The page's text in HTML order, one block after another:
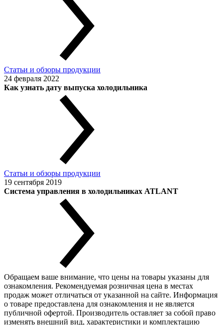
Статьи и обзоры продукции
24 февраля 2022
Как узнать дату выпуска холодильника
Статьи и обзоры продукции
19 сентября 2019
Система управления в холодильниках ATLANT
Обращаем ваше внимание, что цены на товары указаны для
ознакомления. Рекомендуемая розничная цена в местах
продаж может отличаться от указанной на сайте. Информация
о товаре предоставлена для ознакомления и не является
публичной офертой. Производитель оставляет за собой право
изменять внешний вид, характеристики и комплектацию